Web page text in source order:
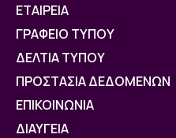
ΕΤΑΙΡΕΙΑ
ΓΡΑΦΕΙΟ ΤΥΠΟΥ
ΔΕΛΤΙΑ ΤΥΠΟΥ
ΠΡΟΣΤΑΣΙΑ ΔΕΔΟΜΕΝΩΝ
ΕΠΙΚΟΙΝΩΝΙΑ
ΔΙΑΥΓΕΙΑ